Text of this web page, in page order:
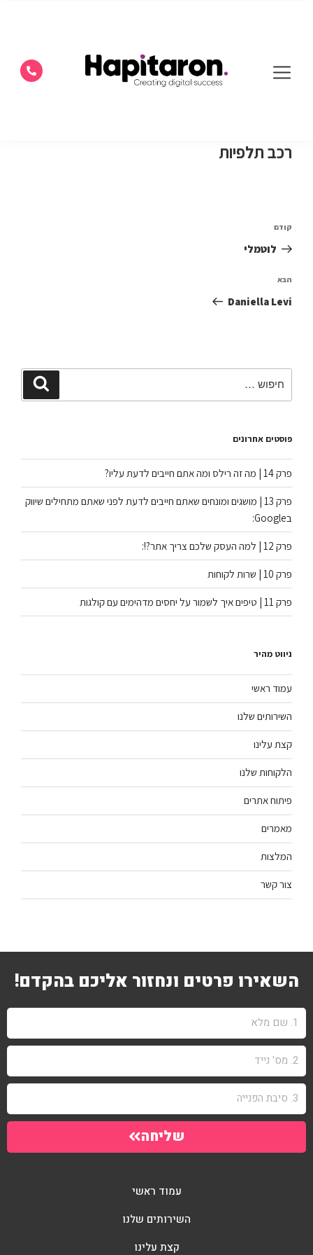
רכב תלפיות
קודם
לוטמלי
הבא
Daniella Levi
פוסטים אחרונים
פרק 14 | מה זה רילס ומה אתם חייבים לדעת עליו?
פרק 13 | מושגים ומונחים שאתם חייבים לדעת לפני שאתם מתחילים שיווק
בGoogle:
פרק 12 | למה העסק שלכם צריך אתר?!:
פרק 10 | שרות לקוחות
פרק 11 | טיפים איך לשמור על יחסים מדהימים עם קולגות
ניווט מהיר
עמוד ראשי
השירותים שלנו
קצת עלינו
הלקוחות שלנו
פיתוח אתרים
מאמרים
המלצות
צור קשר
השאירו פרטים ונחזור אליכם בהקדם!
שליחה
עמוד ראשי
השירותים שלנו
קצת עלינו